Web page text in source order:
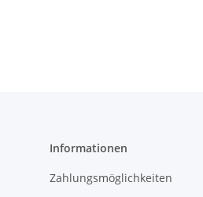
Informationen
Zahlungsmöglichkeiten